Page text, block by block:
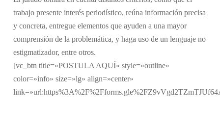
trabajo presente interés periodístico, reúna información precisa
y concreta, entregue elementos que ayuden a una mayor
comprensión de la problemática, y haga uso de un lenguaje no
estigmatizador, entre otros.
[vc_btn title=»POSTULA AQUÍ» style=»outline»
color=»info» size=»lg» align=»center»